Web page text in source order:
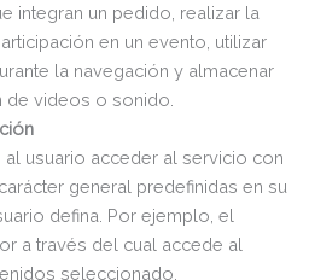
integran un pedido, realizar la
en un evento, utilizar
la navegación y almacenar
de videos o sonido.
usuario acceder al servicio con
general predefinidas en su
defina. Por ejemplo, el
a través del cual accede al
seleccionado,